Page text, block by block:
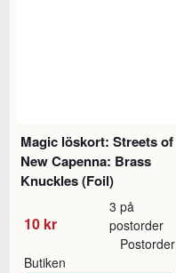
Magic löskort: Streets of
New Capenna: Brass
Knuckles (Foil)
10 kr
3 på
postorder
Butiken
Postorder